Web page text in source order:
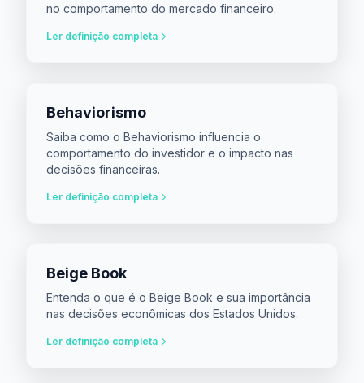
no comportamento do mercado financeiro.
Ler definição completa
Behaviorismo
Saiba como o Behaviorismo influencia o
comportamento do investidor e o impacto nas
decisões financeiras.
Ler definição completa
Beige Book
Entenda o que é o Beige Book e sua importância
nas decisões econômicas dos Estados Unidos.
Ler definição completa